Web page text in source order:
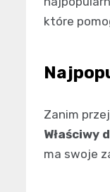
które
Zanim
ma swoje